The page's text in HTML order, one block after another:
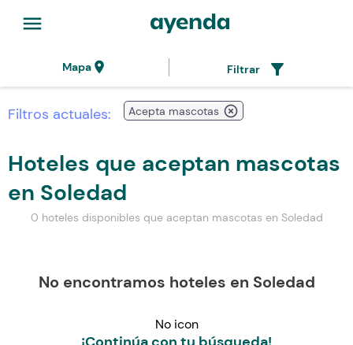
menu
Mapalocation_on Filtrar filter_alt
Filtros actuales: Acepta mascotas highlight_off
Hoteles que aceptan mascotas
en Soledad
0 hoteles disponibles que aceptan mascotas en Soledad
No encontramos hoteles en Soledad
No icon